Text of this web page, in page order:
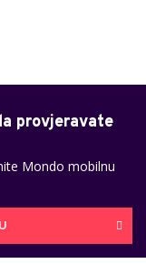
provjeravate
Mondo mobilnu